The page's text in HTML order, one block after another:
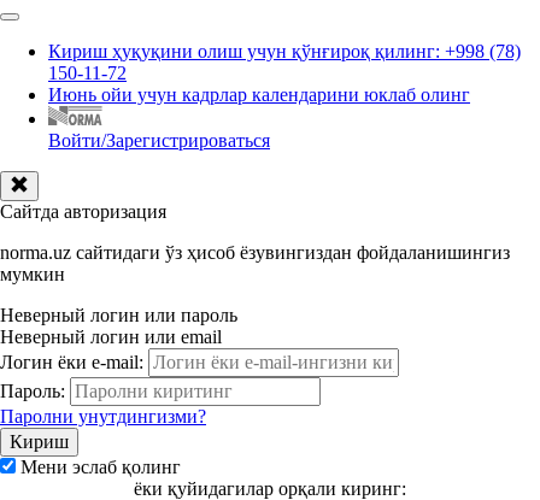
Кириш ҳуқуқини олиш учун қўнғироқ қилинг: +998 (78)
150-11-72
Июнь ойи учун кадрлар календарини юклаб олинг
Войти/Зарегистрироваться
Сайтда авторизация
norma.uz сайтидаги ўз ҳисоб ёзувингиздан фойдаланишингиз
мумкин
Неверный логин или пароль
Неверный логин или email
Логин ёки e-mail:
Пароль:
Паролни унутдингизми?
Мени эслаб қолинг
ёки қуйидагилар орқали киринг: